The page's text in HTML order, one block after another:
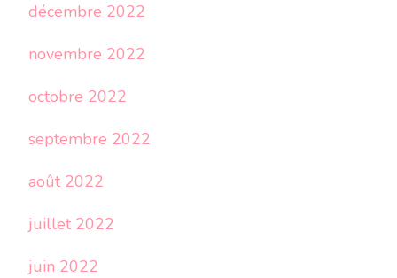
décembre 2022
novembre 2022
octobre 2022
septembre 2022
août 2022
juillet 2022
juin 2022